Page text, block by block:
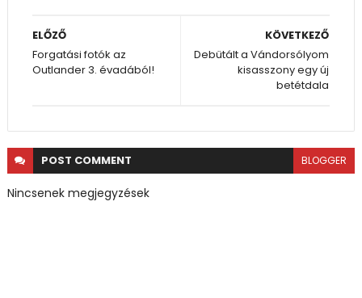
KÖVETKEZŐ
Debütált a Vándorsólyom
kisasszony egy új
betétdala
ELŐZŐ
Forgatási fotók az
Outlander 3. évadából!
POST COMMENT BLOGGER
Nincsenek megjegyzések